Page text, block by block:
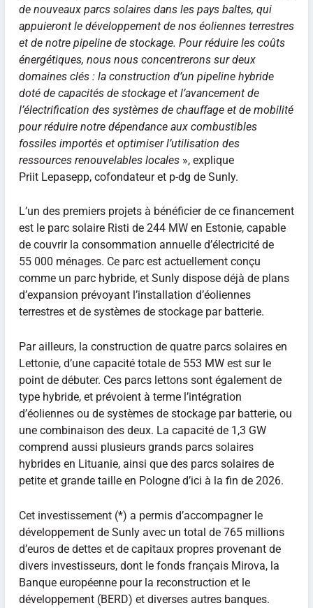
de nouveaux parcs solaires dans les pays baltes, qui
appuieront le développement de nos éoliennes terrestres
et de notre pipeline de stockage. Pour réduire les coûts
énergétiques, nous nous concentrerons sur deux
domaines clés : la construction d’un pipeline hybride
doté de capacités de stockage et l’avancement de
l’électrification des systèmes de chauffage et de mobilité
pour réduire notre dépendance aux combustibles
fossiles importés et optimiser l’utilisation des
ressources renouvelables locales», explique
Priit Lepasepp, cofondateur et p-dg de Sunly.
L’un des premiers projets à bénéficier de ce financement
est le parc solaire Risti de 244 MW en Estonie, capable
de couvrir la consommation annuelle d’électricité de
55 000 ménages. Ce parc est actuellement conçu
comme un parc hybride, et Sunly dispose déjà de plans
d’expansion prévoyant l’installation d’éoliennes
terrestres et de systèmes de stockage par batterie.
Par ailleurs, la construction de quatre parcs solaires en
Lettonie, d’une capacité totale de 553 MW est sur le
point de débuter. Ces parcs lettons sont également de
type hybride, et prévoient à terme l’intégration
d’éoliennes ou de systèmes de stockage par batterie, ou
une combinaison des deux. La capacité de 1,3 GW
comprend aussi plusieurs grands parcs solaires
hybrides en Lituanie, ainsi que des parcs solaires de
petite et grande taille en Pologne d’ici à la fin de 2026.
Cet investissement (*) a permis d’accompagner le
développement de Sunly avec un total de 765 millions
d’euros de dettes et de capitaux propres provenant de
divers investisseurs, dont le fonds français Mirova, la
Banque européenne pour la reconstruction et le
développement (BERD) et diverses autres banques.